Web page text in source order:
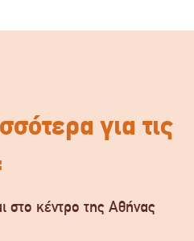
για τις
στο κέντρο της Αθήνας